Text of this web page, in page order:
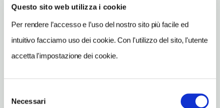
Questo sito web utilizza i cookie
Per rendere l’accesso e l’uso del nostro sito più facile ed
intuitivo facciamo uso dei cookie. Con l'utilizzo del sito, l'utente
accetta l'impostazione dei cookie.
delNecessari
TELEFONO
TIPO DI CUCINA
ORARI DI APERTURA